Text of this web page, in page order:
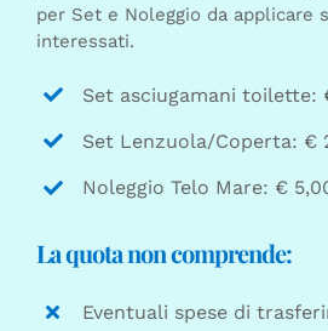
per Set e Noleggio da applicare
interessati.
Set asciugamani toilette:
Set Lenzuola/Coperta: €
Noleggio Telo Mare: €
La quota non comprende:
Eventuali spese di